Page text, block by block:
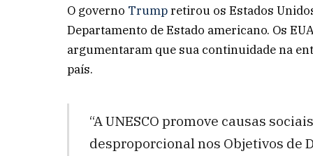
O governo Trumpretirou os Estados
Departamento de Estado americano. Os
argumentaram que sua continuidade na
país.
“A UNESCO promove causas
desproporcional nos Objetivos de